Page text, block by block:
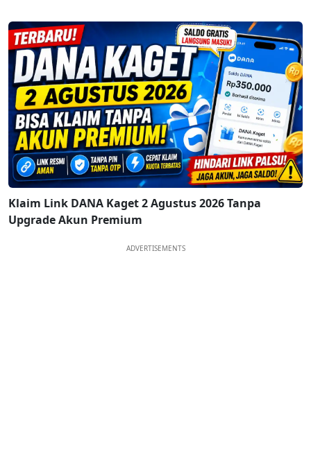
Klaim Link DANA Kaget 2 Agustus 2026 Tanpa
Upgrade Akun Premium
ADVERTISEMENTS